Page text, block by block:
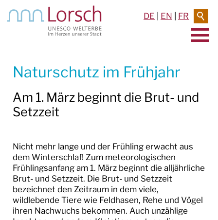
DE EN FR
TERMINE
Archiv 2025
Archiv 2024
Archiv 2023
Naturschutz im Frühjahr
Am 1. März beginnt die Brut- und
Setzzeit
Nicht mehr lange und der Frühling erwacht aus
dem Winterschlaf! Zum meteorologischen
Frühlingsanfang am 1. März beginnt die alljährliche
Brut- und Setzzeit. Die Brut- und Setzzeit
bezeichnet den Zeitraum in dem viele,
wildlebende Tiere wie Feldhasen, Rehe und Vögel
ihren Nachwuchs bekommen. Auch unzählige